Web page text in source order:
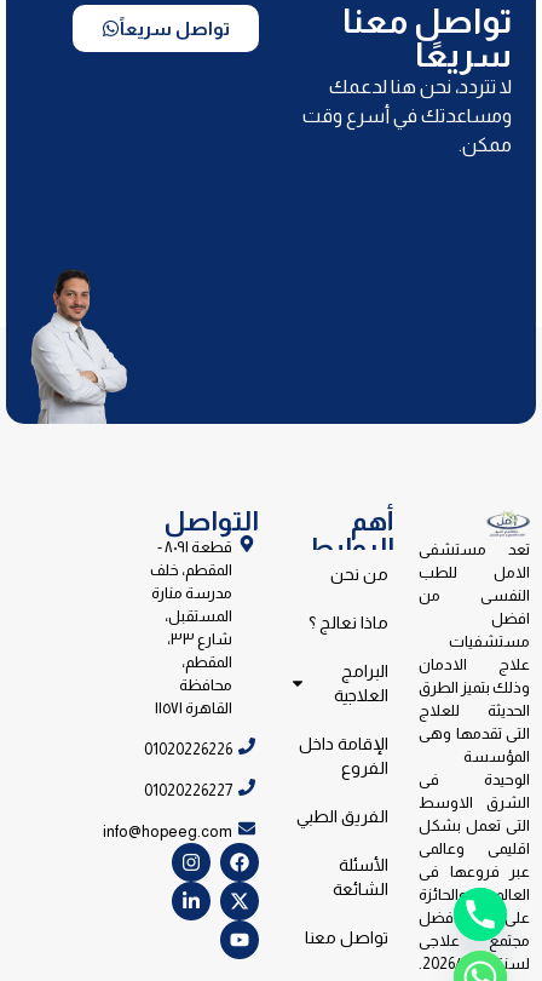
تواصل معنا
سريعًا
لا تتردد، نحن هنا لدعمك
ومساعدتك في أسرع وقت
ممكن.
تواصل سريعاً
تعد مستشفى
الامل للطب
النفسى من
افضل
مستشفيات
علاج الادمان
وذلك بتميز الطرق
الحديثة للعلاج
التى تقدمها وهى
المؤسسة
الوحيدة فى
الشرق الاوسط
التى تعمل بشكل
اقليمى وعالمى
عبر فروعها فى
العالم والحائزة
على جائزة افضل
مجتمع علاجى
لسنة 2026/2023.
أهم
الروابط
من نحن
ماذا نعالج ؟
البرامج
العلاجية
الإقامة داخل
الفروع
الفريق الطبي
الأسئلة
الشائعة
تواصل معنا
التواصل
قطعة ٨٠٩١ -
المقطم، خلف
مدرسة منارة
المستقبل،
شارع ٣٣،
المقطم،
محافظة
القاهرة ١١٥٧١
01020226226
01020226227
info@hopeeg.com